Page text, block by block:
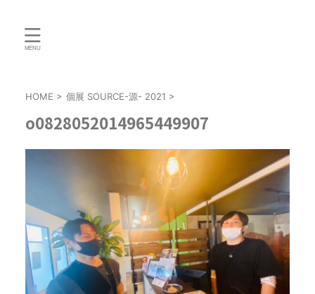
HOME > 個展 SOURCE-源- 2021 >
o0828052014965449907